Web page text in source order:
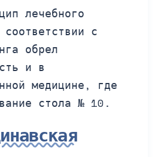
лечебного
с
обрел
и в
медицине, где
стола № 10.